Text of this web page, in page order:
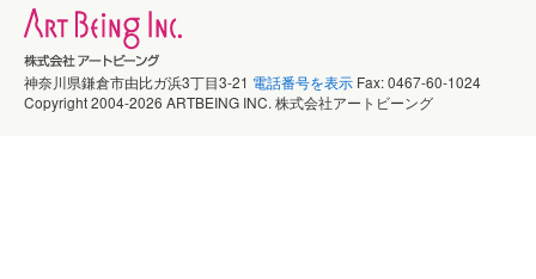
神奈川県鎌倉市由比ガ浜3丁目3-21 電話番号を表示 Fax: 0467-60-1024
Copyright 2004-2026 ARTBEING INC. 株式会社アートビーング